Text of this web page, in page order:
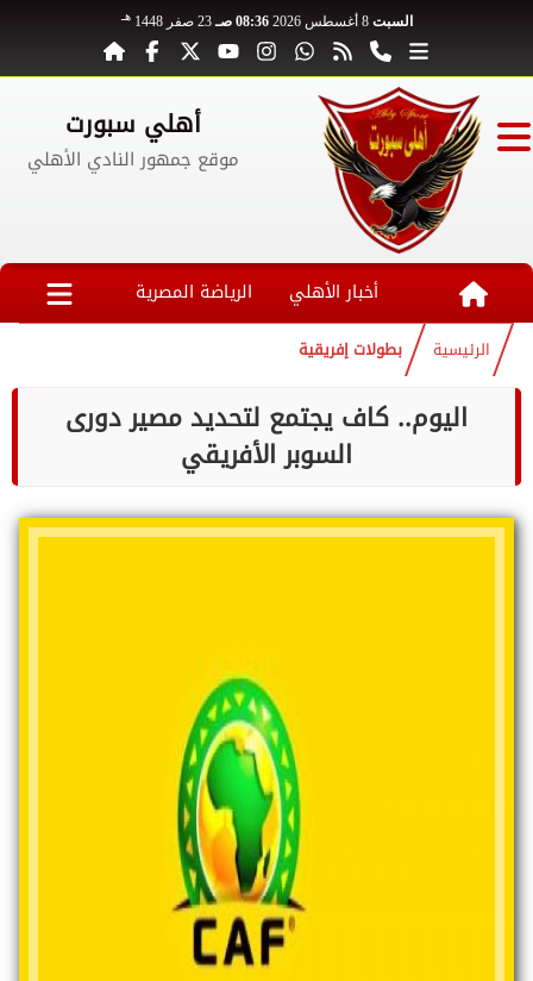
السبت 8 أغسطس 2026 08:36 صـ 23 صفر 1448 هـ
أهلي سبورت
موقع جمهور النادي الأهلي
أخبار الأهلي الرياضة المصرية
الرئيسية بطولات إفريقية
اليوم.. كاف يجتمع لتحديد مصير دورى
السوبر الأفريقي